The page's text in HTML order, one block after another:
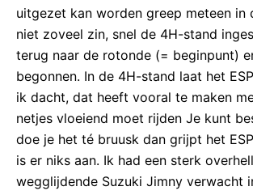
uitgezet kan worden greep meteen in
niet zoveel zin, snel de 4H-stand
terug naar de rotonde (= beginpunt)
begonnen. In de 4H-stand laat het
ik dacht, dat heeft vooral te maken
netjes vloeiend moet rijden Je kunt
doe je het té bruusk dan grijpt het
is er niks aan. Ik had een sterk
wegglijdende Suzuki Jimny verwacht